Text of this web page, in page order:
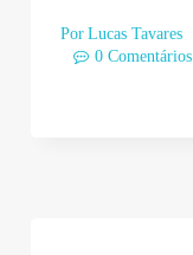
Por Lucas Tavares
0 Comentários